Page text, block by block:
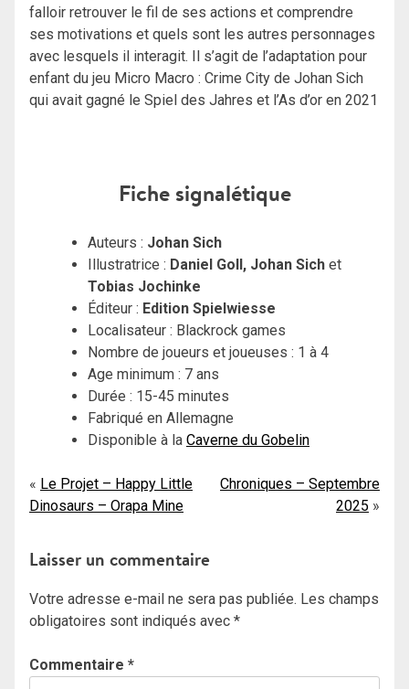
falloir retrouver le fil de ses actions et comprendre
ses motivations et quels sont les autres personnages
avec lesquels il interagit. Il s’agit de l’adaptation pour
enfant du jeu Micro Macro : Crime City de Johan Sich
qui avait gagné le Spiel des Jahres et l’As d’or en 2021
Fiche signalétique
Auteurs : Johan Sich
Illustratrice : Daniel Goll, Johan Sich et
Tobias Jochinke
Éditeur : Edition Spielwiesse
Localisateur : Blackrock games
Nombre de joueurs et joueuses : 1 à 4
Age minimum : 7 ans
Durée : 15-45 minutes
Fabriqué en Allemagne
Disponible à la Caverne du Gobelin
Navigation
de
l’article
Le Projet – Happy Little
Dinosaurs – Orapa Mine
Chroniques – Septembre
2025
Laisser un commentaire
Votre adresse e-mail ne sera pas publiée. Les champs
obligatoires sont indiqués avec *
Commentaire *